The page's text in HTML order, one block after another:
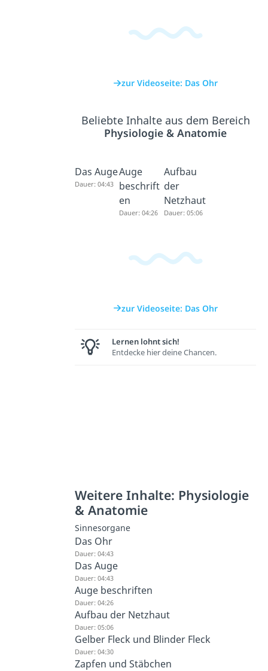
zur Videoseite: Das Ohr
Beliebte Inhalte aus dem Bereich
Physiologie & Anatomie
Das Auge
Dauer: 04:43
Auge
beschrift
en
Dauer: 04:26
Aufbau
der
Netzhaut
Dauer: 05:06
zur Videoseite: Das Ohr
Lernen lohnt sich!
Entdecke hier deine Chancen.
Weitere Inhalte: Physiologie
& Anatomie
Sinnesorgane
Das Ohr
Dauer: 04:43
Das Auge
Dauer: 04:43
Auge beschriften
Dauer: 04:26
Aufbau der Netzhaut
Dauer: 05:06
Gelber Fleck und Blinder Fleck
Dauer: 04:30
Zapfen und Stäbchen